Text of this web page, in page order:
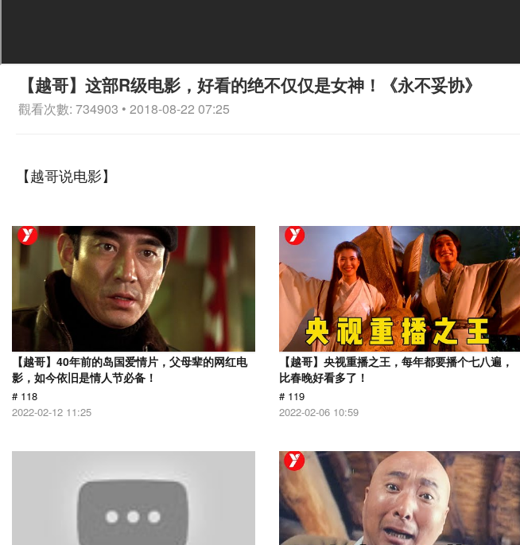
【越哥】这部R级电影，好看的绝不仅仅是女神！《永不妥协》
觀看次數: 734903 • 2018-08-22 07:25
【越哥说电影】
【越哥】40年前的岛国爱情片，父母辈的网红电
影，如今依旧是情人节必备！
# 118
2022-02-12 11:25
【越哥】央视重播之王，每年都要播个七八遍，
比春晚好看多了！
# 119
2022-02-06 10:59